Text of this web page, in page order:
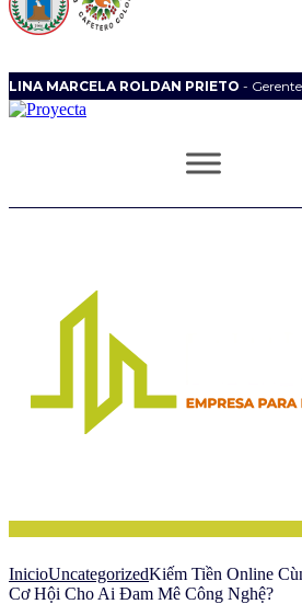
LINA MARCELA ROLDAN PRIETO - Gerente
InicioUncategorizedKiếm Tiền Online
Cơ Hội Cho Ai Đam Mê Công Nghệ?